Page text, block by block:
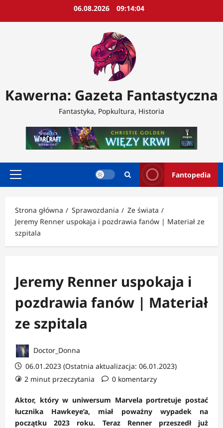
06.08.2026 09:14:06
Kawerna: Gazeta Fantastyczna
Fantastyka, Popkultura, Historia
Menu
Fantopedia
Strona główna Sprawozdania
Ze świata
Jeremy Renner uspokaja i pozdrawia fanów | Materiał ze
szpitala
Jeremy Renner uspokaja i
pozdrawia fanów | Materiał
ze szpitala
Doctor_Donna
06.01.2023 (Ostatnia aktualizacja: 06.01.2023)
2 minut przeczytania
0 komentarzy
Aktor, który w uniwersum Marvela portretuje postać
łucznika Hawkeye’a, miał poważny wypadek na
początku 2023 roku. Teraz Renner przeszedł już